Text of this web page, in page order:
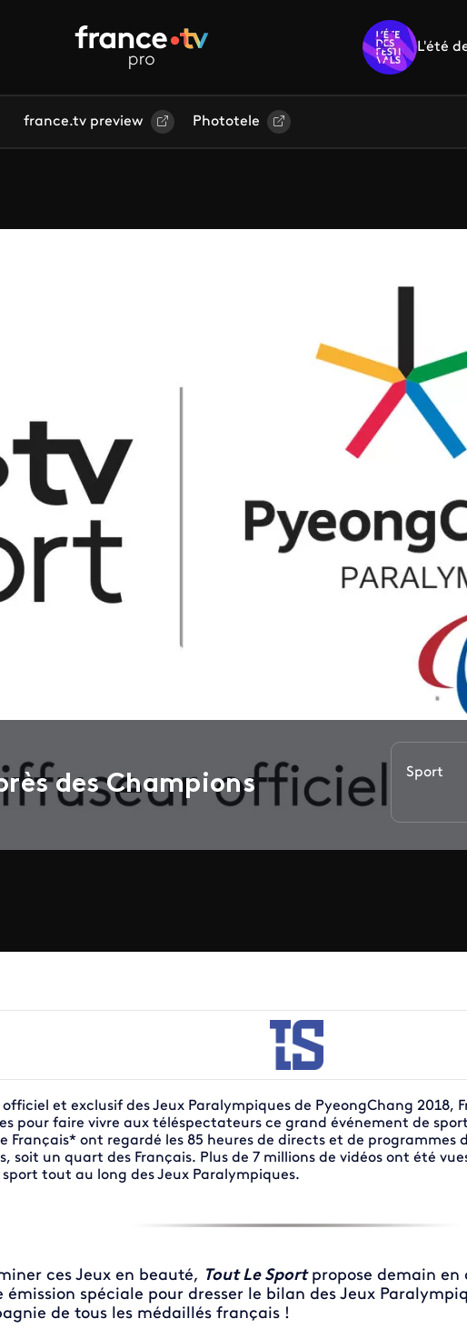
L'été
france.tv preview Phototele
des Champions Sport
et exclusif des Jeux Paralympiques de PyeongChang 2018,
pour faire vivre aux téléspectateurs ce grand événement de
Français* ont regardé les 85 heures de directs et de programmes
soit un quart des Français. Plus de 7 millions de vidéos ont été
sport tout au long des Jeux Paralympiques.
ces Jeux en beauté, Tout Le Sportpropose demain en
émission spéciale pour dresser le bilan des Jeux
de tous les médaillés français !